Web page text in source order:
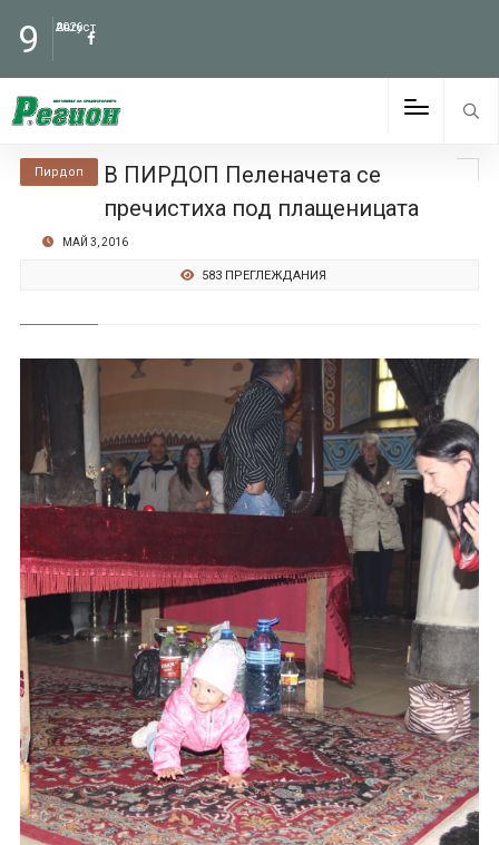
9 Август
2026
Пирдоп
В ПИРДОП Пеленачета се
пречистиха под плащеницата
МАЙ 3, 2016
583 ПРЕГЛЕЖДАНИЯ